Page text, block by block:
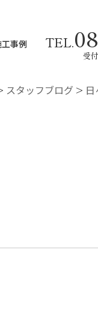
事例 TEL.
受
スタッフブログ >